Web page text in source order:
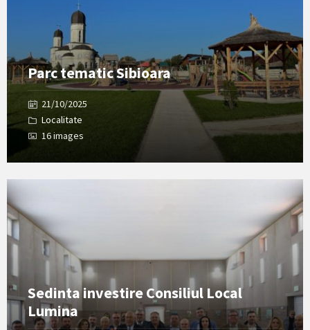
Parc tematic Sibioara
21/10/2025
Localitate
16 images
Sedinta investire Consiliul Local
Lumina
Open
Gallery